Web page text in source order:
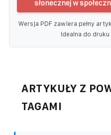
słonecznej w
Wersja PDF zawiera pełny
Idealna do
ARTYKUŁY Z
TAGAMI